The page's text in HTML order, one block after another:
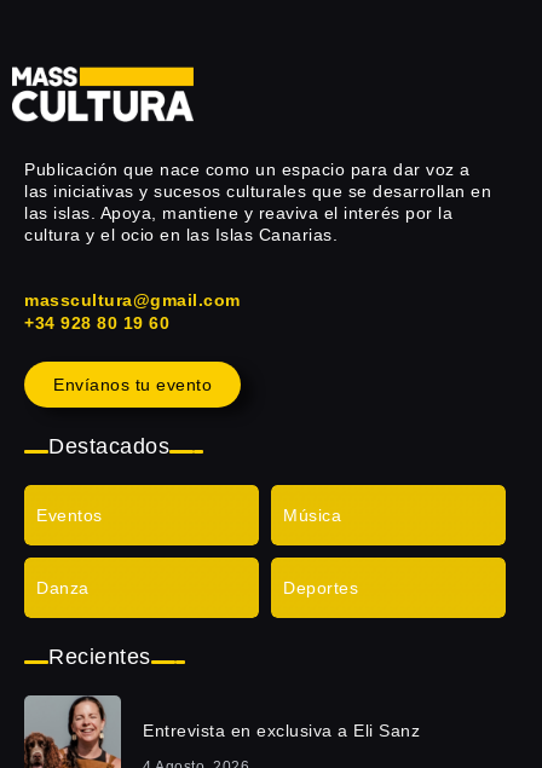
Publicación que nace como un espacio para dar voz a
las iniciativas y sucesos culturales que se desarrollan en
las islas. Apoya, mantiene y reaviva el interés por la
cultura y el ocio en las Islas Canarias.
masscultura@gmail.com
+34 928 80 19 60
Envíanos tu evento
Destacados
Eventos Música
Danza Deportes
Recientes
Entrevista en exclusiva a Eli Sanz